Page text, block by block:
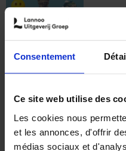
Consentement
Ce site web utilise des
Les cookies nous
et les annonces, d'offrir
médias sociaux et
€